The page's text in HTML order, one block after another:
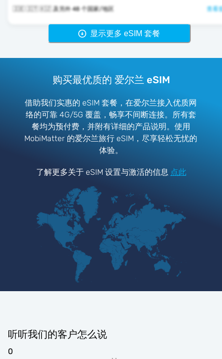
🇮🇪 🇮🇹 🇰🇿 及另外 48 个国家/地区 查看
显示更多 eSIM 套餐
购买最优质的 爱尔兰 eSIM
借助我们实惠的 eSIM 套餐，在爱尔兰接入优质网
络的可靠 4G/5G 覆盖，畅享不间断连接。所有套
餐均为预付费，并附有详细的产品说明。使用
MobiMatter 的爱尔兰旅行 eSIM，尽享轻松无忧的
体验。
了解更多关于 eSIM 设置与激活的信息 点此
听听我们的客户怎么说
0